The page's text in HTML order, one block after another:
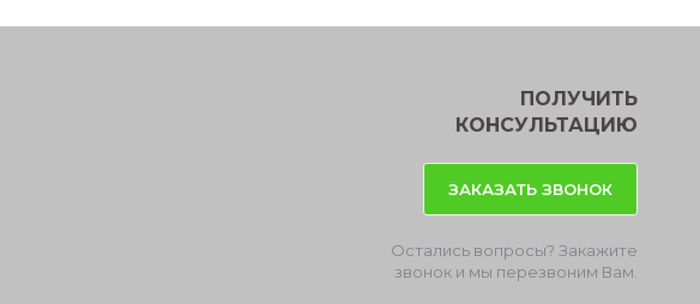
ПОЛУЧИТЬ
КОНСУЛЬТАЦИЮ
ЗАКАЗАТЬ ЗВОНОК
Остались вопросы? Закажите
звонок и мы перезвоним Вам.